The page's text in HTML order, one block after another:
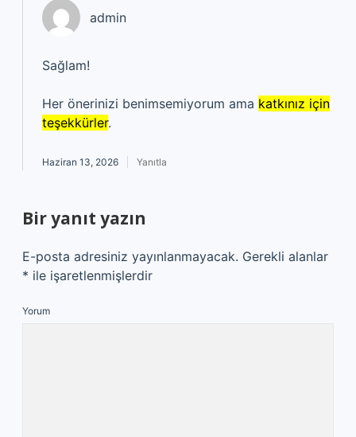
admin
Sağlam!
Her önerinizi benimsemiyorum ama katkınız için
teşekkürler.
Haziran 13, 2026 Yanıtla
Bir yanıt yazın
E-posta adresiniz yayınlanmayacak. Gerekli alanlar
* ile işaretlenmişlerdir
Yorum